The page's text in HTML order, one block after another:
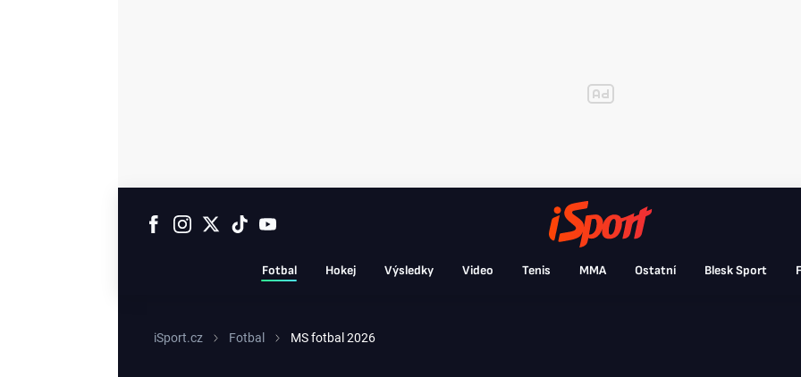
Fotbal Hokej Výsledky Video Tenis MMA Ostatní Blesk Sport
iSport.cz Fotbal MS fotbal 2026